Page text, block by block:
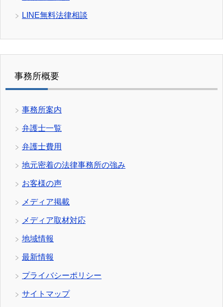
LINE無料法律相談
事務所概要
事務所案内
弁護士一覧
弁護士費用
地元密着の法律事務所の強み
お客様の声
メディア掲載
メディア取材対応
地域情報
最新情報
プライバシーポリシー
サイトマップ